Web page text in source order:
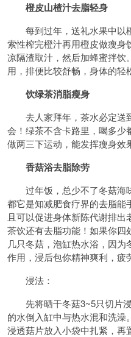
橙皮山楂汁去脂轻身
每到过年，送礼水果中以
索性榨完橙汁再用橙皮做瘦
凉隔渣取汁，然后加蜂蜜拌
用，排便比较舒畅，身体的轻
饮绿茶消脂瘦身
去人家拜年，茶水必定送
会！绿茶不含卡路里，喝多
做两三下运动，能发挥瘦身效
香菇浴去脂除劳
过年饭，总少不了冬菇海
都它是知减肥食疗界的去脂
且可以促进身体新陈代谢排
茶饮还有去脂功能！如果你四
几只冬菇，泡缸热水浴，因
作用，浸后包你精神爽利，疲
浸法：
先将晒干冬菇3~5只切片浸
的水倒入缸中与热水混和洗
浸透菇片放入小袋中扎紧，再